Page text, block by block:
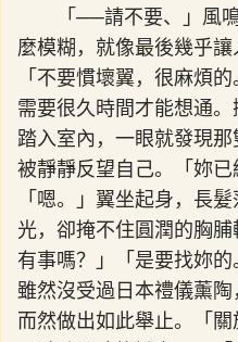
「──請不要、」風
麼模糊，就像最後幾乎讓
「不要慣壞翼，很麻煩
需要很久時間才能想通
踏入室內，一眼就發現
被靜靜反望自己。「妳已
「嗯。」翼坐起身，長
光，卻掩不住圓潤的胸
有事嗎？」「是要找妳的
雖然沒受過日本禮儀薰
而然做出如此舉止。「